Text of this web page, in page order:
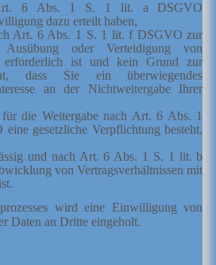
6 Abs. 1 S. 1 lit. a DSGVO
dazu erteilt haben,
Art. 6 Abs. 1 S. 1 lit. f DSGVO zur
Ausübung oder Verteidigung von
erforderlich ist und kein Grund zur
dass Sie ein überwiegendes
an der Nichtweitergabe Ihrer
die Weitergabe nach Art. 6 Abs. 1
gesetzliche Verpflichtung besteht,
und nach Art. 6 Abs. 1 S. 1 lit. b
von Vertragsverhältnissen mit
wird eine Einwilligung von
Daten an Dritte eingeholt.